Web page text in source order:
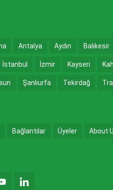
Antalya Aydın Balıkesir
İstanbul İzmir Kayseri
Şanlıurfa Tekirdağ
Bağlantılar Üyeler About